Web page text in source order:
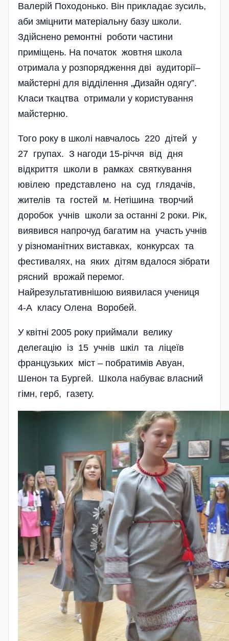
Валерій Походонько. Він прикладає зусиль,
аби зміцнити матеріальну базу школи.
Здійснено ремонтні роботи частини
приміщень. На початок жовтня школа
отримала у розпорядження дві аудиторії–
майстерні для відді­лення „Дизайн одягу”.
Класи ткацтва отримали у користування
май­стерню.
Того року в школі навчалось 220 дітей у
27 групах. З нагоди 15-річчя від дня
відкриття школи в рамках святкування
ювілею представлено на суд глядачів,
жителів та гостей м. Нетішина творчий
доробок учнів школи за останні 2 роки. Рік,
виявився напрочуд багатим на участь учнів
у різноманітних виставках, конкурсах та
фестивалях, на яких дітям вдалося зібрати
рясний врожай перемог.
Найрезультативнішою виявилася учениця
4-А класу Олена Воробей.
У квітні 2005 року приймали велику
делегацію із 15 учнів шкіл та ліцеїв
французьких міст – побратимів Авуан,
Шенон та Бургей. Школа набуває власний
гімн, герб, газету­.